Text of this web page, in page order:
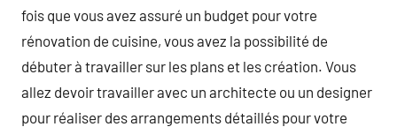
fois que vous avez assuré un budget pour votre
rénovation de cuisine, vous avez la possibilité de
débuter à travailler sur les plans et les création. Vous
allez devoir travailler avec un architecte ou un designer
pour réaliser des arrangements détaillés pour votre